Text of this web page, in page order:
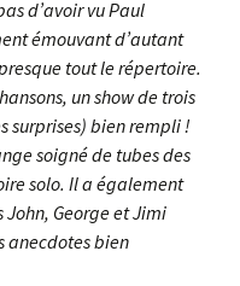
d’avoir vu Paul
émouvant d’autant
tout le répertoire.
un show de trois
surprises) bien rempli !
soigné de tubes des
solo. Il a également
George et Jimi
anecdotes bien